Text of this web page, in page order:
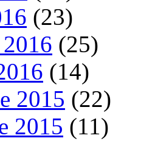
(23)
(25)
(14)
2015 (22)
2015 (11)